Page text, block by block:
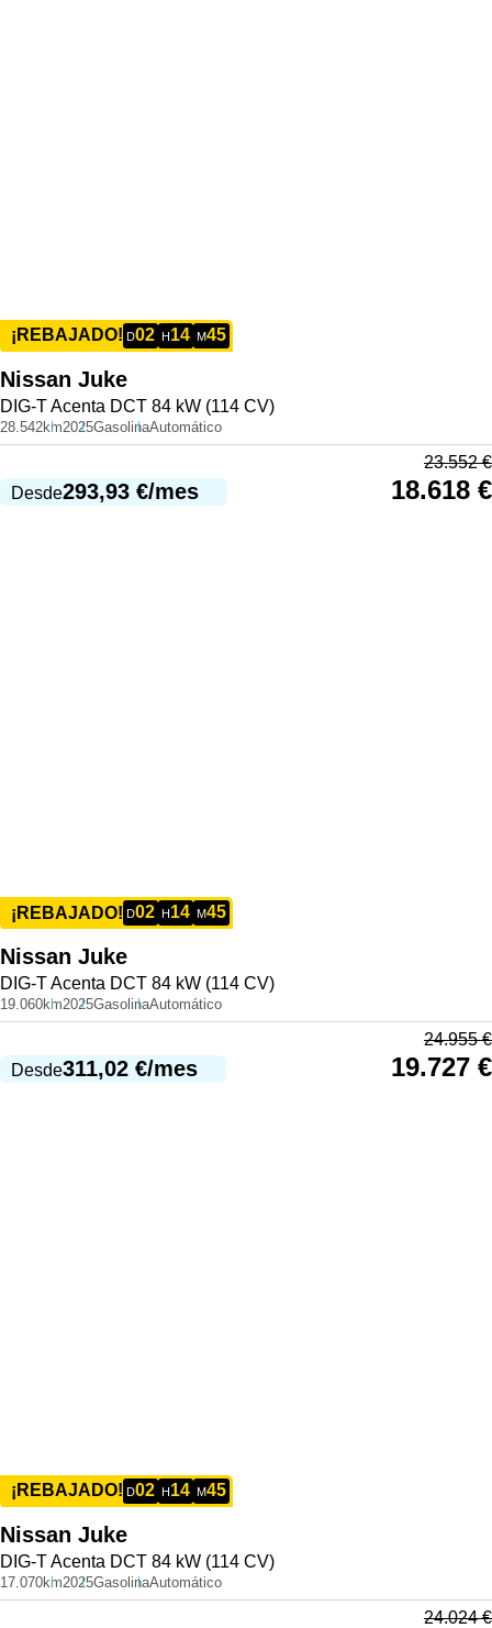
¡REBAJADO! D02 H14 M45
Nissan Juke
DIG-T Acenta DCT 84 kW (114 CV)
28.542km2025GasolinaAutomático
Desde293,93 €/mes
23.552€
18.618 €
¡REBAJADO! D02 H14 M45
Nissan Juke
DIG-T Acenta DCT 84 kW (114 CV)
19.060km2025GasolinaAutomático
Desde311,02 €/mes
24.955€
19.727 €
¡REBAJADO! D02 H14 M45
Nissan Juke
DIG-T Acenta DCT 84 kW (114 CV)
17.070km2025GasolinaAutomático
24.024€